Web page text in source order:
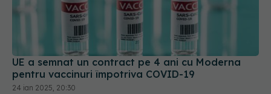
UE a semnat un contract pe 4 ani cu Moderna
pentru vaccinuri împotriva COVID-19
24 ian 2025, 20:30